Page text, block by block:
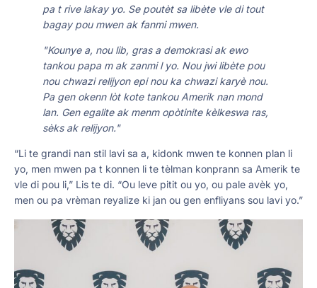
pa t rive lakay yo. Se poutèt sa libète vle di tout
bagay pou mwen ak fanmi mwen.
"Kounye a, nou lib, gras a demokrasi ak ewo
tankou papa m ak zanmi l yo. Nou jwi libète pou
nou chwazi relijyon epi nou ka chwazi karyè nou.
Pa gen okenn lòt kote tankou Amerik nan mond
lan. Gen egalite ak menm opòtinite kèlkeswa ras,
sèks ak relijyon."
“Li te grandi nan stil lavi sa a, kidonk mwen te konnen plan li
yo, men mwen pa t konnen li te tèlman konprann sa Amerik te
vle di pou li,” Lis te di. “Ou leve pitit ou yo, ou pale avèk yo,
men ou pa vrèman reyalize ki jan ou gen enfliyans sou lavi yo.”